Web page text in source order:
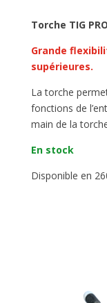
Torche TIG
Grande
supérieures.
La torche
fonctions de
main de la
En stock
Disponible en